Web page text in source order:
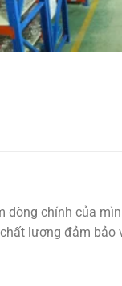
chính của
lượng đảm bảo